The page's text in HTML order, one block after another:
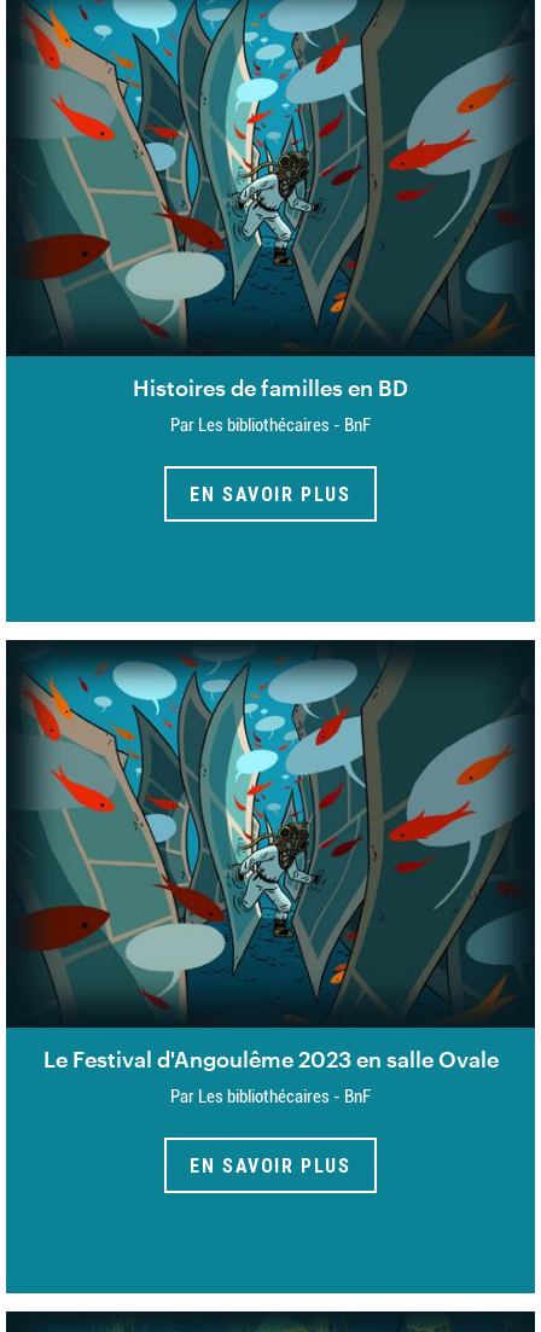
Histoires de familles en BD
Par Les bibliothécaires - BnF
EN SAVOIR PLUS
Le Festival d'Angoulême 2023 en salle Ovale
Par Les bibliothécaires - BnF
EN SAVOIR PLUS